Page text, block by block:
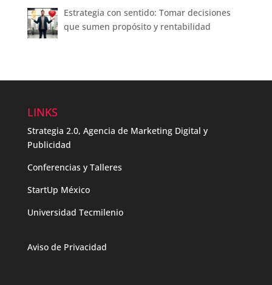
Estrategia con sentido: Tomar decisiones
que sumen propósito y rentabilidad
LINKS
Strategia 2.0, Agencia de Marketing Digital y
Publicidad
Conferencias y Talleres
StartUp México
Universidad Tecmilenio
Aviso de Privacidad